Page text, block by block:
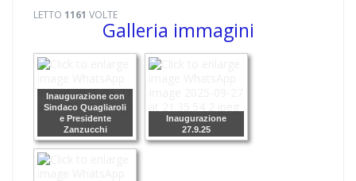
LETTO 1161 VOLTE
Galleria immagini
Inaugurazione con
Sindaco Quagliaroli
e Presidente
Zanzucchi
Inaugurazione
27.9.25